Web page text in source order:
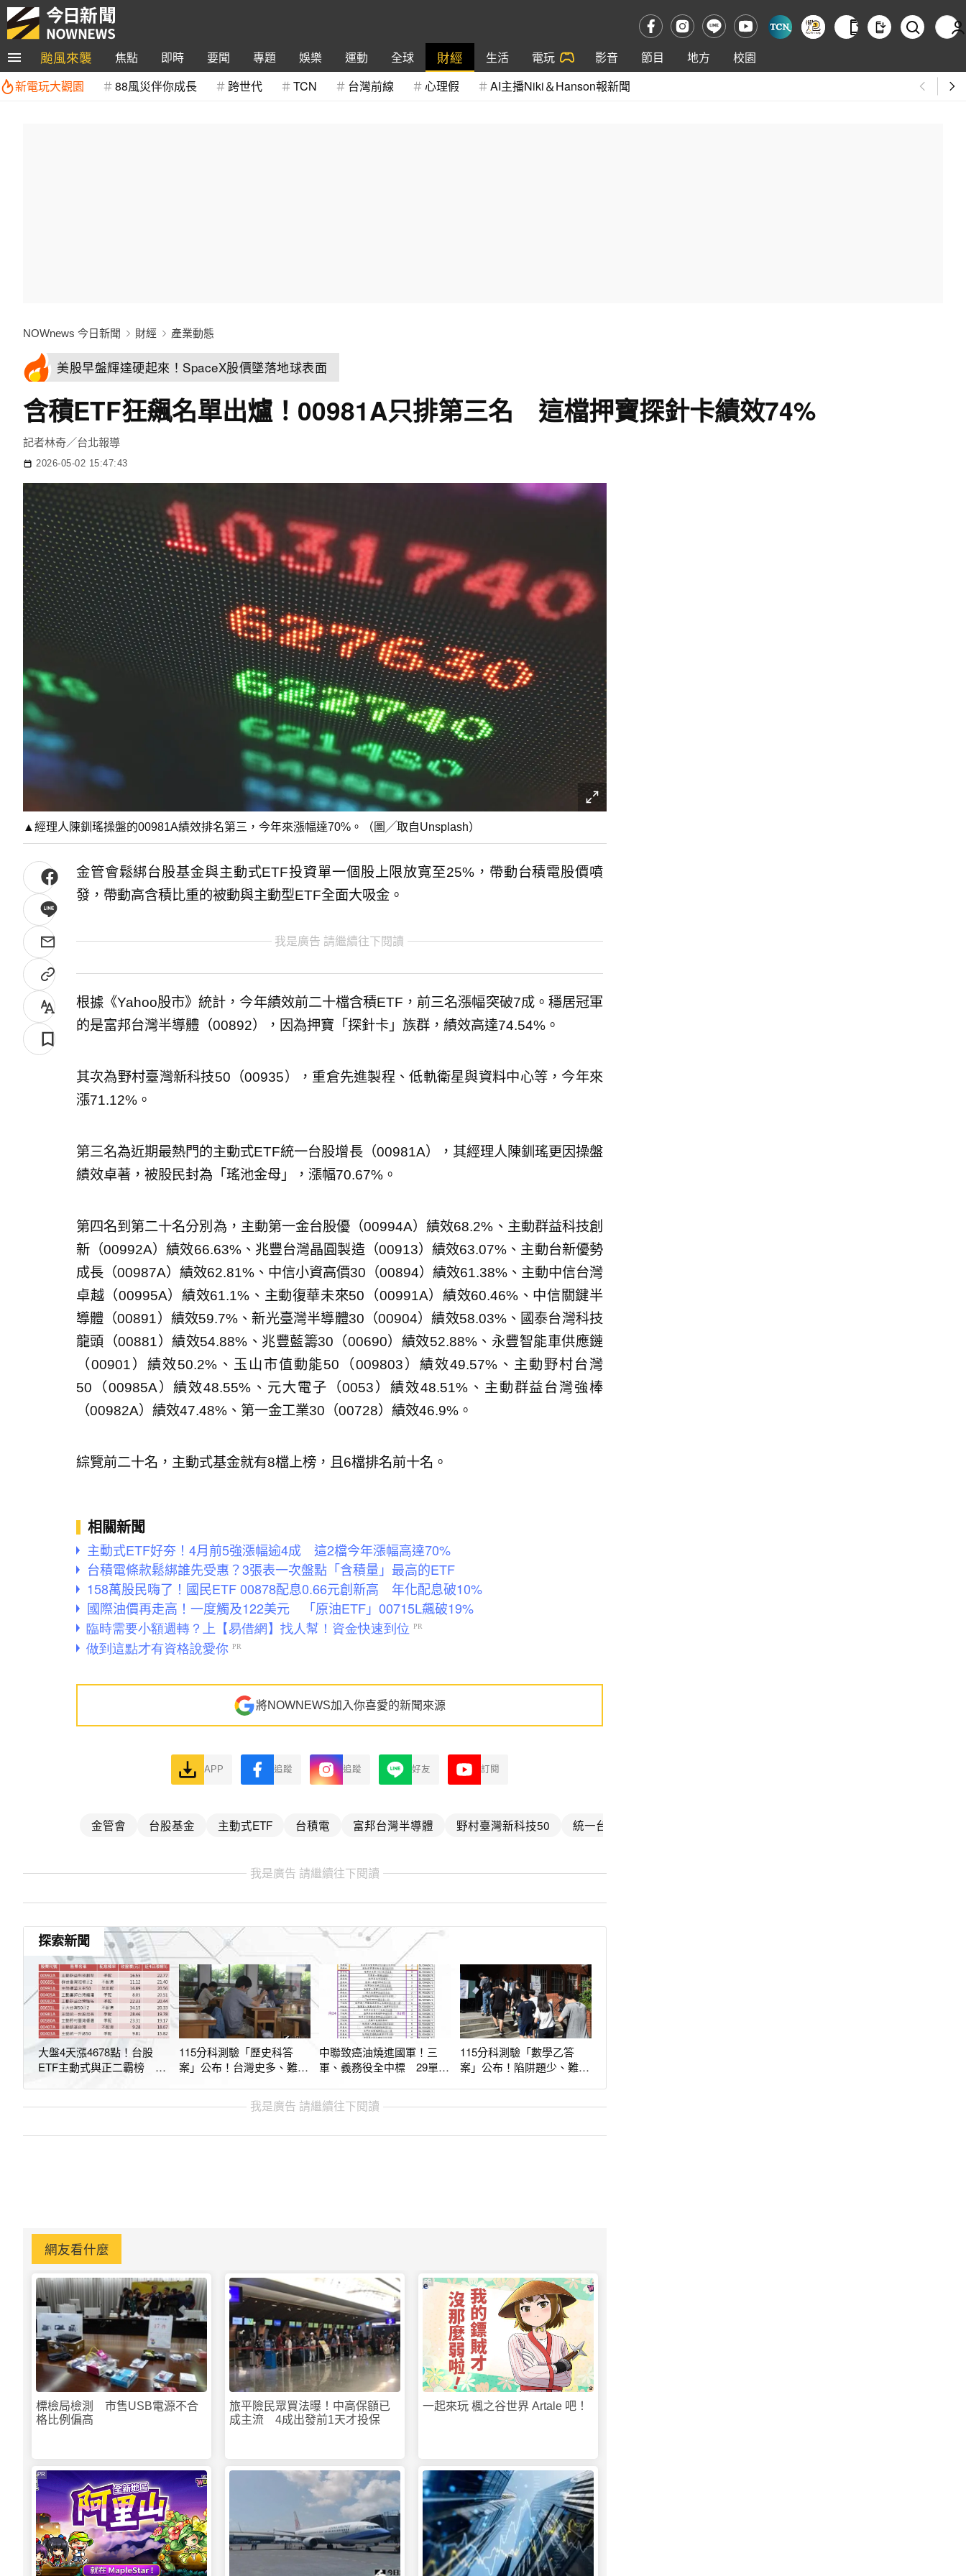
颱風來襲 焦點 即時 要聞 專題 娛樂 運動 全球 財經 生活 電玩 影音 節目 地方
校園
新電玩大觀園
88風災伴你成長 跨世代 TCN 台灣前線 心理假 AI主播Niki＆Hanson報新聞
NOWnews 今日新聞 財經 產業動態
美股早盤輝達硬起來！SpaceX股價墜落地球表面
含積ETF狂飆名單出爐！00981A只排第三名 這檔押寶探針卡績效74%
記者林奇／台北報導
2026-05-02 15:47:43
▲經理人陳釧瑤操盤的00981A績效排名第三，今年來漲幅達70%。（圖╱取自Unsplash）
金管會鬆綁台股基金與主動式ETF投資單一個股上限放寬至25%，帶動台積電股價噴
發，帶動高含積比重的被動與主動型ETF全面大吸金。
我是廣告 請繼續往下閱讀
根據《Yahoo股市》統計，今年績效前二十檔含積ETF，前三名漲幅突破7成。穩居冠軍
的是富邦台灣半導體（00892），因為押寶「探針卡」族群，績效高達74.54%。
其次為野村臺灣新科技50（00935），重倉先進製程、低軌衛星與資料中心等，今年來
漲71.12%。
第三名為近期最熱門的主動式ETF統一台股增長（00981A），其經理人陳釧瑤更因操盤
績效卓著，被股民封為「瑤池金母」，漲幅70.67%。
第四名到第二十名分別為，主動第一金台股優（00994A）績效68.2%、主動群益科技創
新（00992A）績效66.63%、兆豐台灣晶圓製造（00913）績效63.07%、主動台新優勢
成長（00987A）績效62.81%、中信小資高價30（00894）績效61.38%、主動中信台灣
卓越（00995A）績效61.1%、主動復華未來50（00991A）績效60.46%、中信關鍵半
導體（00891）績效59.7%、新光臺灣半導體30（00904）績效58.03%、國泰台灣科技
龍頭（00881）績效54.88%、兆豐藍籌30（00690）績效52.88%、永豐智能車供應鏈
（00901）績效50.2%、玉山市值動能50（009803）績效49.57%、主動野村台灣
50（00985A）績效48.55%、元大電子（0053）績效48.51%、主動群益台灣強棒
（00982A）績效47.48%、第一金工業30（00728）績效46.9%。
綜覽前二十名，主動式基金就有8檔上榜，且6檔排名前十名。
相關新聞
主動式ETF好夯！4月前5強漲幅逾4成 這2檔今年漲幅高達70%
台積電條款鬆綁誰先受惠？3張表一次盤點「含積量」最高的ETF
158萬股民嗨了！國民ETF 00878配息0.66元創新高 年化配息破10%
國際油價再走高！一度觸及122美元 「原油ETF」00715L飆破19%
將NOWNEWS加入你喜愛的新聞來源
APP 追蹤 追蹤 好友 訂閱
金管會 台股基金 主動式ETF 台積電 富邦台灣半導體 野村臺灣新科技50 統一台股增長
我是廣告 請繼續往下閱讀
探索新聞
大盤4天漲4678點！台股
ETF主動式與正二霸榜 這
115分科測驗「歷史科答
案」公布！台灣史多、難度
中聯致癌油燒進國軍！三
軍、義務役全中標 29單位
115分科測驗「數學乙答
案」公布！陷阱題少、難度
我是廣告 請繼續往下閱讀
網友看什麼
標檢局檢測 市售USB電源不合
格比例偏高
旅平險民眾買法曝！中高保額已
成主流 4成出發前1天才投保
一起來玩 楓之谷世界 Artale 吧！
PR
PR